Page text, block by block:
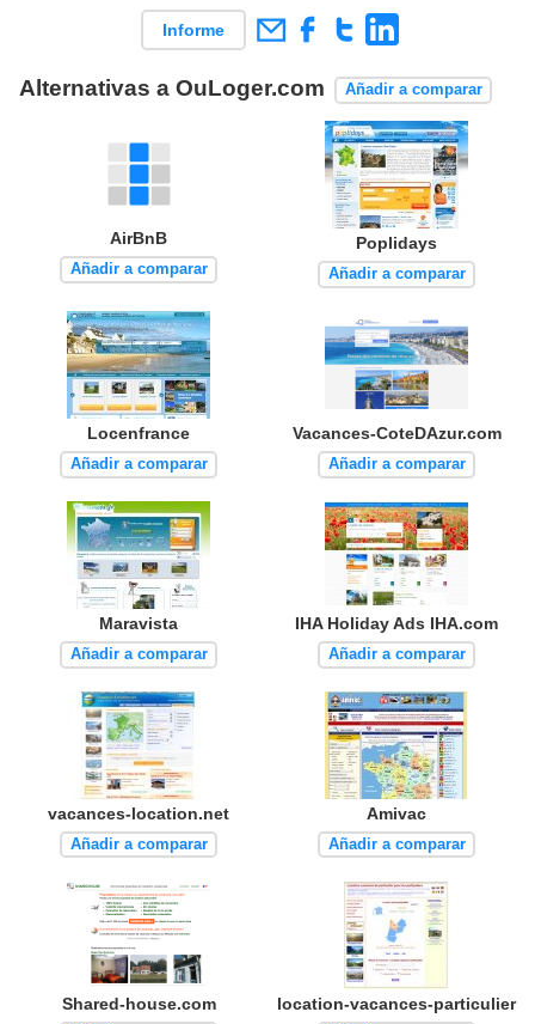
Informe
Alternativas a OuLoger.com Añadir a comparar
AirBnB
Añadir a comparar
Poplidays
Añadir a comparar
Locenfrance
Añadir a comparar
Vacances-CoteDAzur.com
Añadir a comparar
Maravista
Añadir a comparar
IHA Holiday Ads IHA.com
Añadir a comparar
vacances-location.net
Añadir a comparar
Amivac
Añadir a comparar
Shared-house.com location-vacances-particulier